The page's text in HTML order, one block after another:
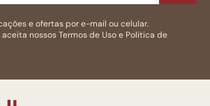
e ofertas por e-mail ou celular.
nossosTermos de Usoe Politica de